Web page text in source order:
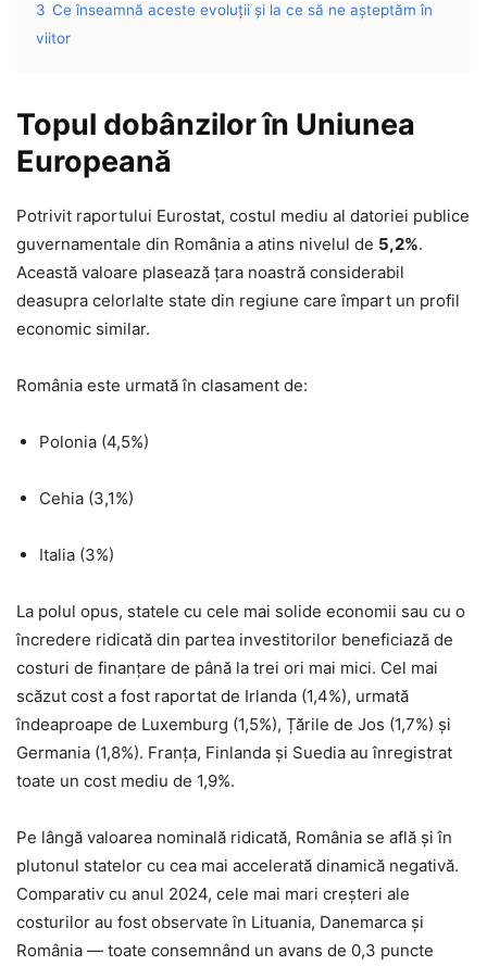
3 Ce înseamnă aceste evoluții și la ce să ne așteptăm în
viitor
Topul dobânzilor în Uniunea
Europeană
Potrivit raportului Eurostat, costul mediu al datoriei publice
guvernamentale din România a atins nivelul de 5,2%.
Această valoare plasează țara noastră considerabil
deasupra celorlalte state din regiune care împart un profil
economic similar.
România este urmată în clasament de:
Polonia (4,5%)
Cehia (3,1%)
Italia (3%)
La polul opus, statele cu cele mai solide economii sau cu o
încredere ridicată din partea investitorilor beneficiază de
costuri de finanțare de până la trei ori mai mici. Cel mai
scăzut cost a fost raportat de Irlanda (1,4%), urmată
îndeaproape de Luxemburg (1,5%), Țările de Jos (1,7%) și
Germania (1,8%). Franța, Finlanda și Suedia au înregistrat
toate un cost mediu de 1,9%.
Pe lângă valoarea nominală ridicată, România se află și în
plutonul statelor cu cea mai accelerată dinamică negativă.
Comparativ cu anul 2024, cele mai mari creșteri ale
costurilor au fost observate în Lituania, Danemarca și
România — toate consemnând un avans de 0,3 puncte